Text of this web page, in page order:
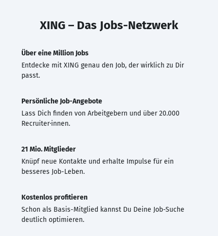
XING – Das Jobs-Netzwerk
Über eine Million Jobs
Entdecke mit XING genau den Job, der wirklich zu Dir
passt.
Persönliche Job-Angebote
Lass Dich finden von Arbeitgebern und über 20.000
Recruiter·innen.
21 Mio. Mitglieder
Knüpf neue Kontakte und erhalte Impulse für ein
besseres Job-Leben.
Kostenlos profitieren
Schon als Basis-Mitglied kannst Du Deine Job-Suche
deutlich optimieren.